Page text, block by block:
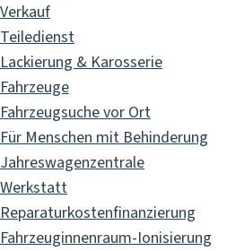
Verkauf
Teiledienst
Lackierung & Karosserie
Fahrzeuge
Fahrzeugsuche vor Ort
Für Menschen mit Behinderung
Jahreswagenzentrale
Werkstatt
Reparaturkostenfinanzierung
Fahrzeuginnenraum-Ionisierung